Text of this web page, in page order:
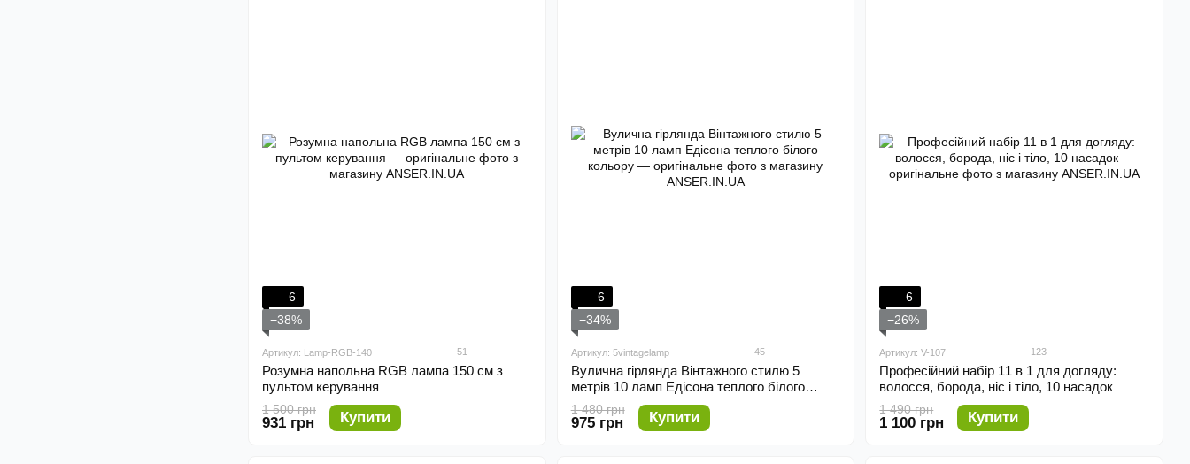
6
−38%
Артикул: Lamp-RGB-140 51
Розумна напольна RGB лампа 150 см з
пультом керування
1 500 грн
931 грн Купити
6
−34%
Артикул: 5vintagelamp 45
Вулична гірлянда Вінтажного стилю 5
метрів 10 ламп Едісона теплого білого
кольору
1 480 грн
975 грн Купити
6
−26%
Артикул: V-107 123
Професійний набір 11 в 1 для догляду:
волосся, борода, ніс і тіло, 10 насадок
1 490 грн
1 100 грн Купити